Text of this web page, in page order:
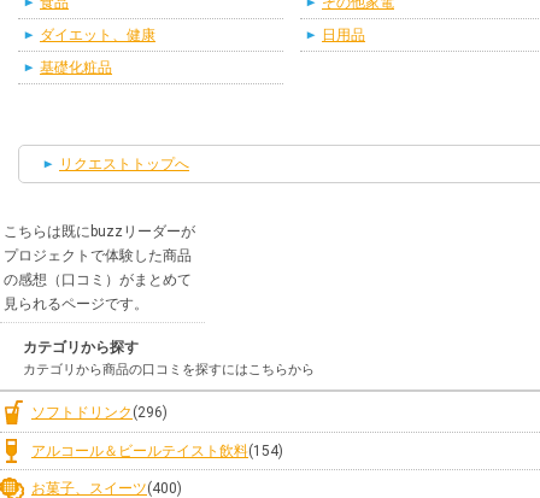
ダイエット、健康
基礎化粧品
日用品
リクエストトップへ
こちらは既にbuzzリーダーが
プロジェクトで体験した商品
の感想（口コミ）がまとめて
見られるページです。
カテゴリから探す
カテゴリから商品の口コミを探すにはこちらから
ソフトドリンク (296)
アルコール＆ビールテイスト飲料(154)
お菓子、スイーツ(400)